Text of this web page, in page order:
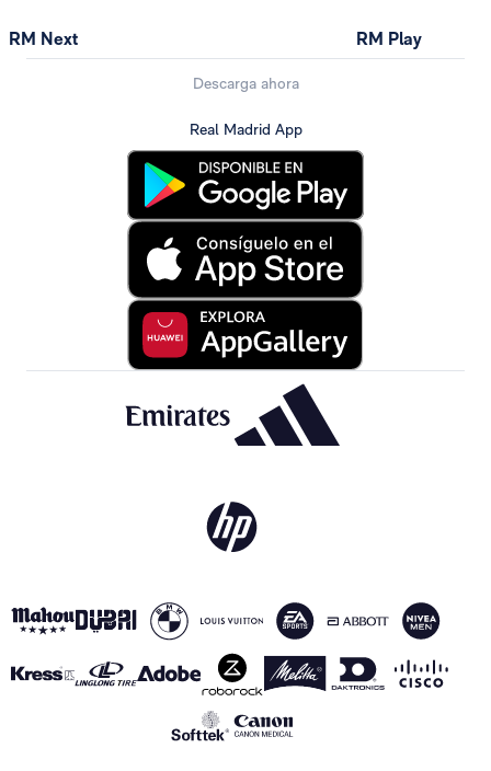
RM Next RM Play
Descarga ahora
Real Madrid App